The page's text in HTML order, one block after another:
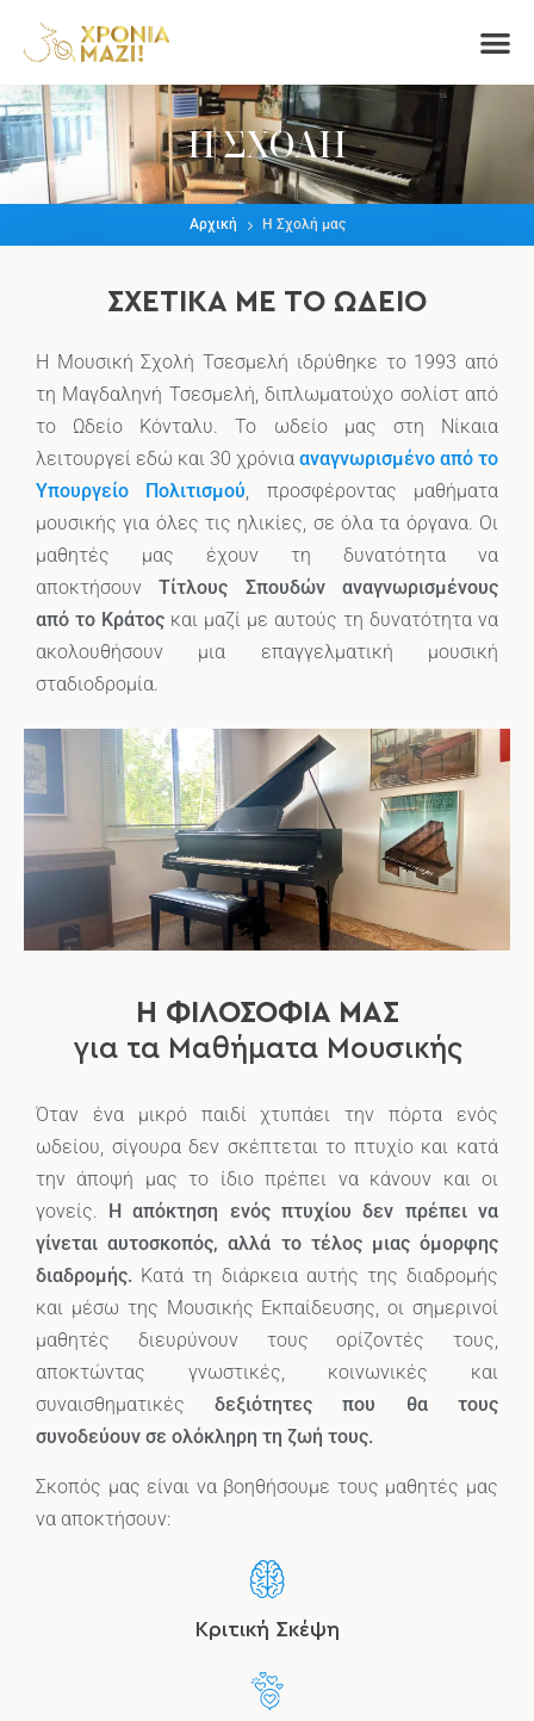
Η ΣΧΟΛΉ
Αρχική Η Σχολή μας
ΣΧΕΤΙΚΆ ΜΕ ΤΟ ΩΔΕΊΟ
Η Μουσική Σχολή Τσεσμελή ιδρύθηκε το 1993 από
τη Μαγδαληνή Τσεσμελή, διπλωματούχο σολίστ από
το Ωδείο Κόνταλυ. Το ωδείο μας στη Νίκαια
λειτουργεί εδώ και 30 χρόνια αναγνωρισμένο από το
Υπουργείο Πολιτισμού, προσφέροντας μαθήματα
μουσικής για όλες τις ηλικίες, σε όλα τα όργανα. Οι
μαθητές μας έχουν τη δυνατότητα να
αποκτήσουν Τίτλους Σπουδών αναγνωρισμένους
από το Κράτος και μαζί με αυτούς τη δυνατότητα να
ακολουθήσουν μια επαγγελματική μουσική
σταδιοδρομία.
Η ΦΙΛΟΣΟΦΊΑ ΜΑΣ
για τα Μαθήματα Μουσικής
Όταν ένα μικρό παιδί χτυπάει την πόρτα ενός
ωδείου, σίγουρα δεν σκέπτεται το πτυχίο και κατά
την άποψή μας το ίδιο πρέπει να κάνουν και οι
γονείς.
Η απόκτηση ενός πτυχίου δεν πρέπει να
γίνεται αυτοσκοπός, αλλά το τέλος μιας όμορφης
διαδρομής. Κατά τη διάρκεια αυτής της διαδρομής
και μέσω της Μουσικής Εκπαίδευσης, οι σημερινοί
μαθητές διευρύνουν τους ορίζοντές τους,
αποκτώντας γνωστικές, κοινωνικές και
συναισθηματικές δεξιότητες που θα τους
συνοδεύουν σε ολόκληρη τη ζωή τους.
Σκοπός μας είναι να βοηθήσουμε τους μαθητές μας
να αποκτήσουν:
Κριτική Σκέψη